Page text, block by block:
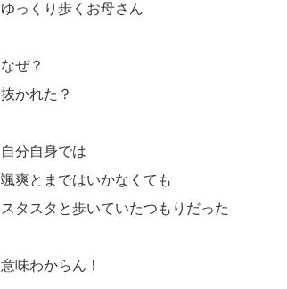
ゆっくり歩くお母さん
なぜ？
抜かれた？
自分自身では
颯爽とまではいかなくても
スタスタと歩いていたつもりだった
意味わからん！